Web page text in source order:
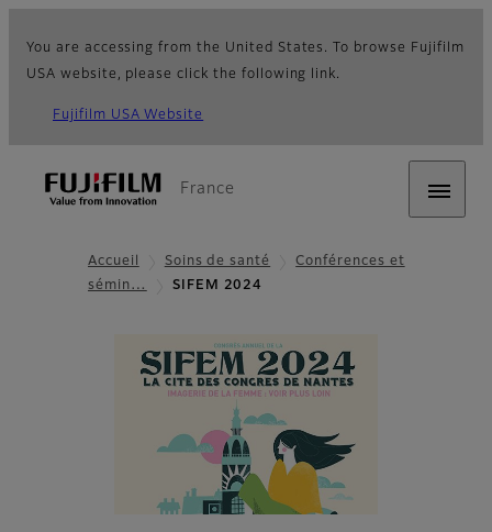
You are accessing from the United States. To browse Fujifilm
USA website, please click the following link.
Fujifilm USA Website
France
Accueil Soins de santé
Conférences et
sémin…
SIFEM 2024